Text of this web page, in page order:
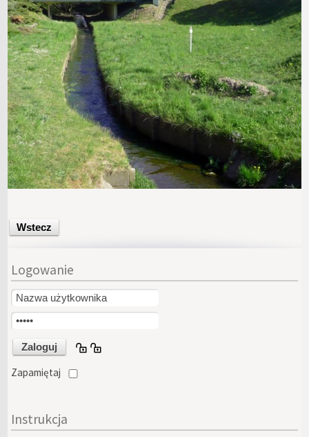
Wstecz
Logowanie
Zapamiętaj
Instrukcja